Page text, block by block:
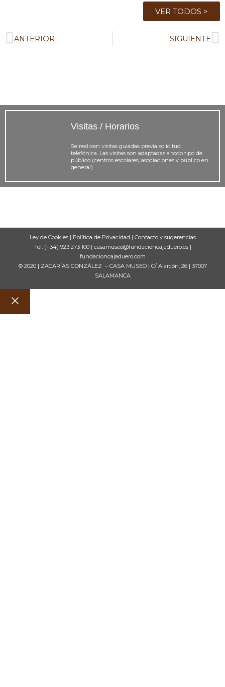
VER TODOS >
ANTERIOR SIGUIENTE
Visitas / Horarios
Se realizan visitas guiadas previa solicitud
telefónica. Las visitas son adaptadas a todo tipo de
público (centros escolares, asociaciones y público en
general)
Ley de Cookies| Política de Privacidad | Contacto y sugerencias
Tel: (+34) 923 273 100 | casamuseo@fundacioncajaduero.es|
fundacioncajaduero.com
© 2020 | ZACARÍAS GONZÁLEZ – CASA MUSEO | C/ Alarcón, 26 | 37007
SALAMANCA